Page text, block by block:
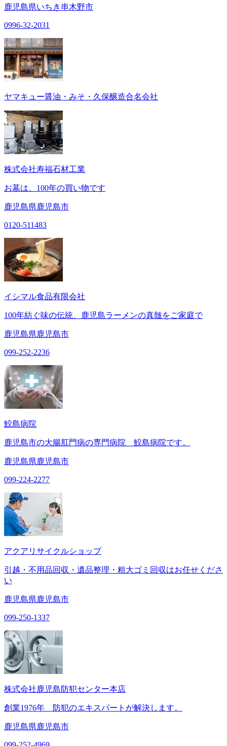
鹿児島県いちき串木野市
0996-32-2031
ヤマキュー醤油・みそ・久保醸造合名会社
株式会社寿福石材工業
お墓は、100年の買い物です
鹿児島県鹿児島市
0120-511483
イシマル食品有限会社
100年紡ぐ味の伝統、鹿児島ラーメンの真髄をご家庭で
鹿児島県鹿児島市
099-252-2236
鮫島病院
鹿児島市の大腸肛門病の専門病院 鮫島病院です。
鹿児島県鹿児島市
099-224-2277
アクアリサイクルショップ
引越・不用品回収・遺品整理・粗大ゴミ回収はお任せくださ
い
鹿児島県鹿児島市
099-250-1337
株式会社鹿児島防犯センター本店
創業1976年 防犯のエキスパートが解決します。
鹿児島県鹿児島市